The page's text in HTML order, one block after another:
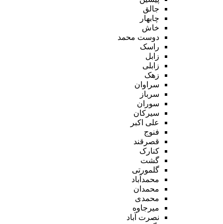
جالق
چابهار
خاش
دوست محمد
راسک
زابل
زابلی
زهک
سراوان
سرباز
سوران
سیرکان
علی اکبر
فنوج
قصرقند
کنارک
گشت
گلمورتی
محمدآباد
محمدان
محمدی
میرجاوه
نصرت آباد